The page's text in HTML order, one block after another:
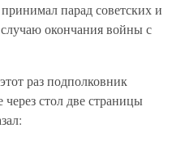
парад советских и
окончания войны с
раз подполковник
стол две страницы